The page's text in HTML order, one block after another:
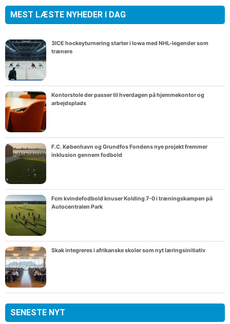
MEST LÆSTE NYHEDER I DAG
3ICE hockeyturnering starter i Iowa med NHL-legender som
trænere
Kontorstole der passer til hverdagen på hjemmekontor og
arbejdsplads
F.C. København og Grundfos Fondens nye projekt fremmer
inklusion gennem fodbold
Fcm kvindefodbold knuser Kolding 7-0 i træningskampen på
Autocentralen Park
Skak integreres i afrikanske skoler som nyt læringsinitiativ
SENESTE NYT